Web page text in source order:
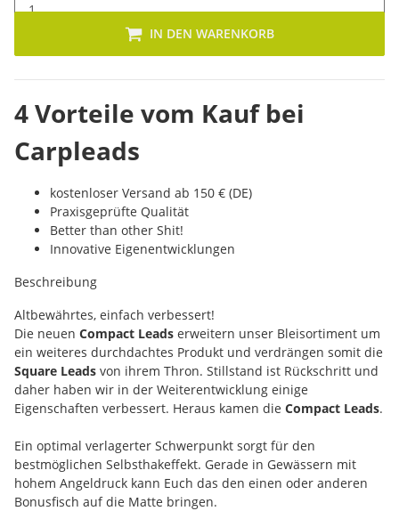
IN DEN WARENKORB
4 Vorteile vom Kauf bei
Carpleads
kostenloser Versand ab 150 € (DE)
Praxisgeprüfte Qualität
Better than other Shit!
Innovative Eigenentwicklungen
Beschreibung
Altbewährtes, einfach verbessert!
Die neuen Compact Leads erweitern unser Bleisortiment um
ein weiteres durchdachtes Produkt und verdrängen somit die
Square Leads von ihrem Thron. Stillstand ist Rückschritt und
daher haben wir in der Weiterentwicklung einige
Eigenschaften verbessert. Heraus kamen die Compact Leads.
Ein optimal verlagerter Schwerpunkt sorgt für den
bestmöglichen Selbsthakeffekt. Gerade in Gewässern mit
hohem Angeldruck kann Euch das den einen oder anderen
Bonusfisch auf die Matte bringen.